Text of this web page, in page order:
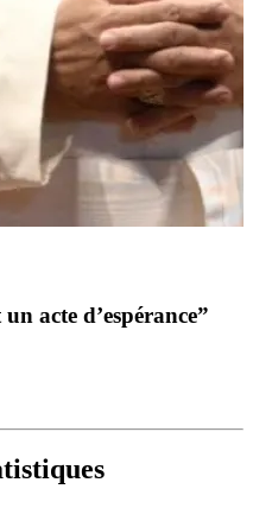
acte d’espérance”